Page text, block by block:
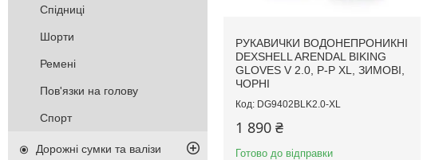
РУКАВИЧКИ ВОДОНЕПРОНИКНІ
DEXSHELL ARENDAL BIKING
GLOVES V 2.0, P-P XL, ЗИМОВІ,
ЧОРНІ
DG9402BLK2.0-XL
1 890 ₴
Готово до відправки
Спідниці
Шорти
Ремені
Пов'язки на голову
Спорт
Дорожні сумки та валізи